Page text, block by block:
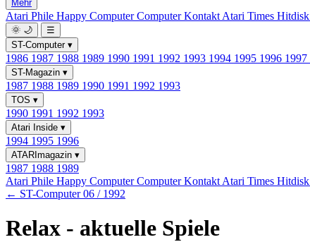
Mehr
Atari Phile Happy ComputerComputer Kontakt Atari Times Hitdisk
🌞 🌙
☰
ST-Computer ▾
1986 1987 1988 1989 1990 1991 1992 1993 1994 1995 1996 1997
ST-Magazin ▾
1987 1988 1989 1990 1991 1992 1993
TOS ▾
1990 1991 1992 1993
Atari Inside ▾
1994 1995 1996
ATARImagazin ▾
1987 1988 1989
Atari Phile Happy ComputerComputer Kontakt Atari Times Hitdisk
← ST-Computer 06 / 1992
Relax - aktuelle Spiele